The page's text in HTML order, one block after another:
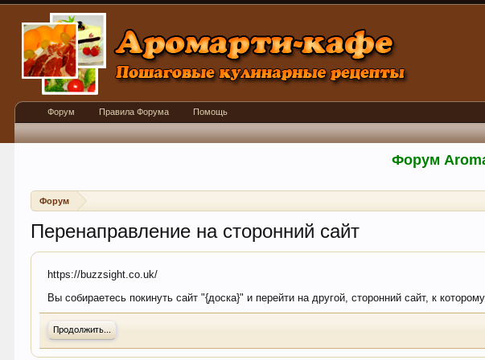
Форум
Форум
Перенаправление на сторонний сайт
https://buzzsight.co.uk/
Вы собираетесь покинуть сайт "{доска}" и перейти на другой, сторонний сайт, к
Продолжить...
Форум Правила Форума Помощь